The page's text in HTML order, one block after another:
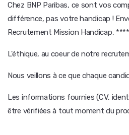
Chez BNP Paribas, ce sont vos
différence, pas votre handicap !
Recrutement Mission Handicap,
L'éthique, au coeur de notre
Nous veillons à ce que chaque
Les informations fournies (CV,
être vérifiées à tout moment du